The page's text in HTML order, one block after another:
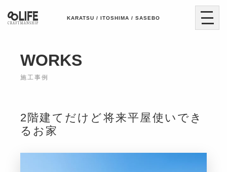
KARATSU / ITOSHIMA / SASEBO
WORKS
施工事例
2階建てだけど将来平屋使いでき
るお家